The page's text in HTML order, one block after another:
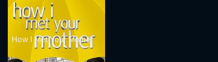
How I Met Your Mother